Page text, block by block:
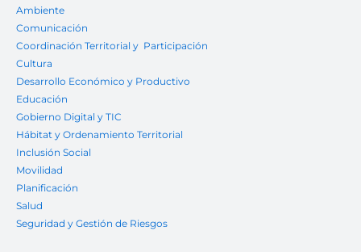
Ambiente
Comunicación
Coordinación Territorial y Participación
Cultura
Desarrollo Económico y Productivo
Educación
Gobierno Digital y TIC
Hábitat y Ordenamiento Territorial
Inclusión Social
Movilidad
Planificación
Salud
Seguridad y Gestión de Riesgos